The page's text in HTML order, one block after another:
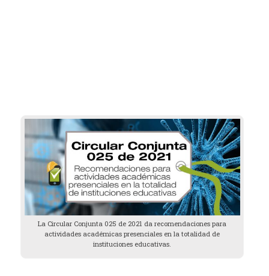
La Circular Conjunta 025 de 2021 da recomendaciones para
actividades académicas presenciales en la totalidad de
instituciones educativas.